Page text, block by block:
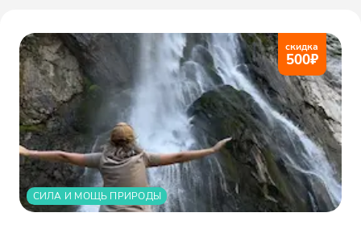
скидка
500₽
СИЛА И МОЩЬ ПРИРОДЫ